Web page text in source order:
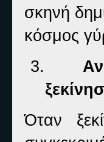
σκηνή
κόσμος
3.
Όταν